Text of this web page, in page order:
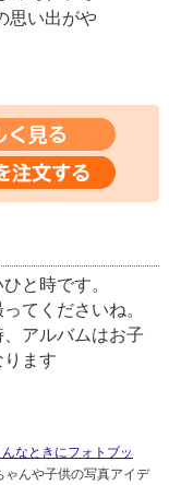
思い出がや
と時です。
てくださいね。
アルバムはお子
ます
んなときにフォトブッ
ゃんや子供の写真アイデ